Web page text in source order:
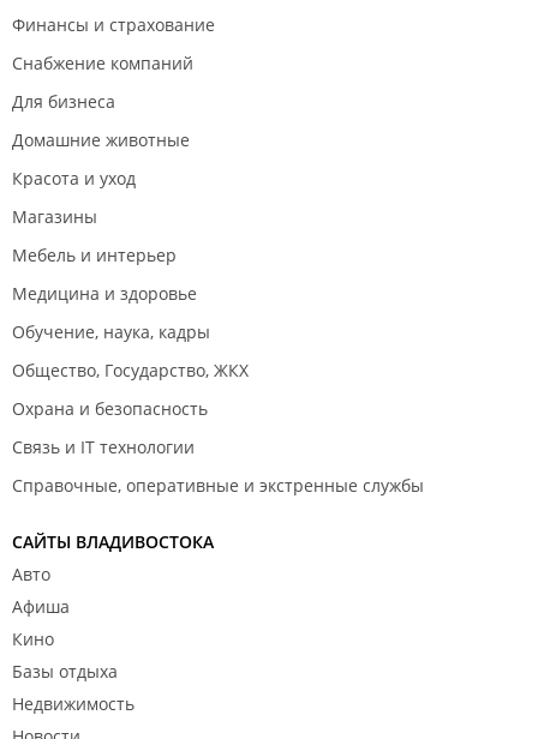
Финансы и страхование
Снабжение компаний
Для бизнеса
Домашние животные
Красота и уход
Магазины
Мебель и интерьер
Медицина и здоровье
Обучение, наука, кадры
Общество, Государство, ЖКХ
Охрана и безопасность
Связь и IT технологии
Справочные, оперативные и экстренные службы
САЙТЫ ВЛАДИВОСТОКА
Авто
Афиша
Кино
Базы отдыха
Недвижимость